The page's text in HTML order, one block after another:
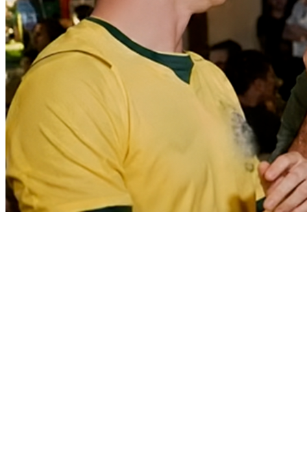
Cruzeiro